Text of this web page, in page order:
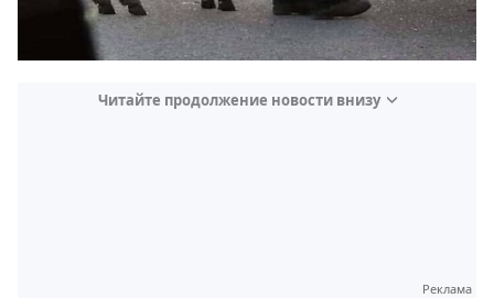
Читайте продолжение новости внизу
Реклама